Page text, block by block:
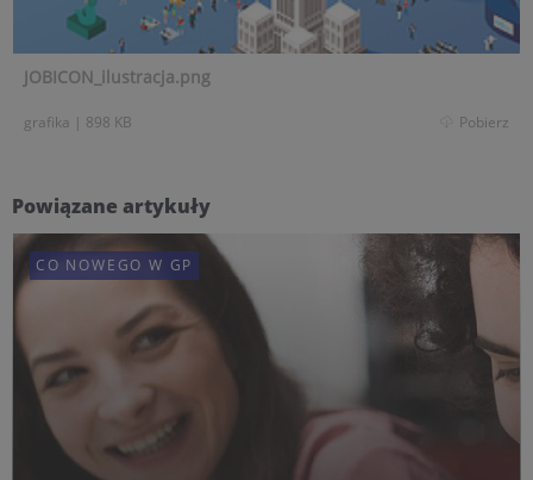
JOBICON_ilustracja.png
grafika | 898 KB Pobierz
Powiązane artykuły
CO NOWEGO W GP